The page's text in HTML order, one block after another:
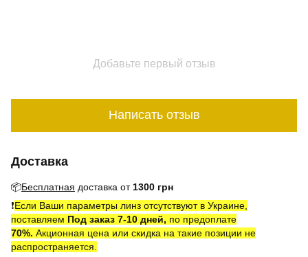
Добавьте первый отзыв
Написать отзыв
Доставка
📦Бесплатная доставка от 1300 грн
❗️Если Ваши параметры линз отсутствуют в Украине,
поставляем Под заказ 7-10 дней, по предоплате
70%. Акционная цена или скидка на такие позиции не
распространяется.